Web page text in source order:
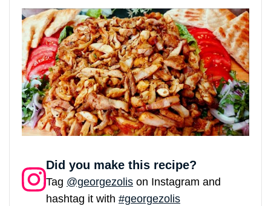
Did you make this recipe?
Tag @georgezolis on Instagram and
hashtag it with #georgezolis